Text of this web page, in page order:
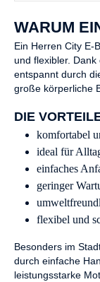
WARUM
Ein Herren City E-
und flexibler.
entspannt durch
große körperliche
DIE
komfortabel
ideal für
einfaches
geringer
flexibel und
Besonders im
durch einfache
leistungsstarke